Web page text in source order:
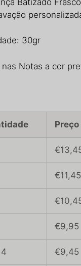
30gr
nas Notas a cor
€11,45
€9,95
€9,45